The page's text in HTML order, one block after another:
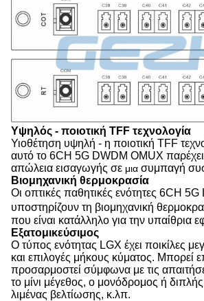
Υψηλός - ποιοτική TFF τεχνολογία
Υιοθέτηση υψηλή - η ποιοτική TFF
αυτό το 6CH 5G DWDM OMUX
απώλεια εισαγωγής σε μια συμπαγή
Βιομηχανική θερμοκρασία
Οι οπτικές παθητικές ενότητες 6CH
υποστηρίζουν τη βιομηχανική
που είναι κατάλληλο για την υπαίθρια
Εξατομικεύσιμος
Ο τύπος ενότητας LGX έχει ποικίλες
και επιλογές μήκους κύματος. Μπορεί
προσαρμοστεί σύμφωνα με τις
το μίνι μέγεθος, ο μονόδρομος ή
λιμένας βελτίωσης, κ.λπ.